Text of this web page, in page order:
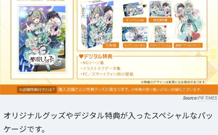
PR TIMES
オリジナルグッズやデジタル特典が入ったスペシャルなパッ
ケージです。